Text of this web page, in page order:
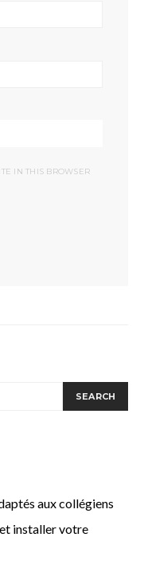
IN THIS BROWSER
SEARCH
aux collégiens
installer votre